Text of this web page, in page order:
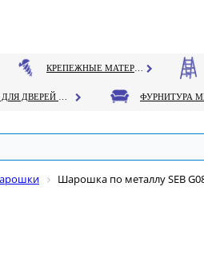
Шарошка по металлу SEB